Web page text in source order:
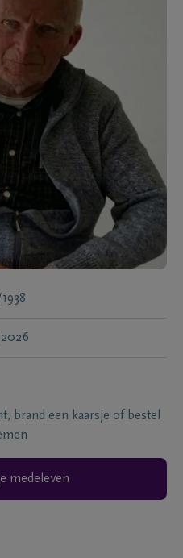
brand een kaarsje of bestel
medeleven